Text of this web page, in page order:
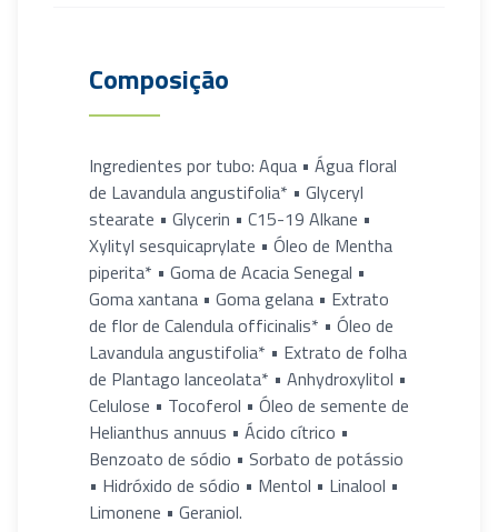
Composição
Ingredientes por tubo: Aqua • Água floral
de Lavandula angustifolia* • Glyceryl
stearate • Glycerin • C15-19 Alkane •
Xylityl sesquicaprylate • Óleo de Mentha
piperita* • Goma de Acacia Senegal •
Goma xantana • Goma gelana • Extrato
de flor de Calendula officinalis* • Óleo de
Lavandula angustifolia* • Extrato de folha
de Plantago lanceolata* • Anhydroxylitol •
Celulose • Tocoferol • Óleo de semente de
Helianthus annuus • Ácido cítrico •
Benzoato de sódio • Sorbato de potássio
• Hidróxido de sódio • Mentol • Linalool •
Limonene • Geraniol.